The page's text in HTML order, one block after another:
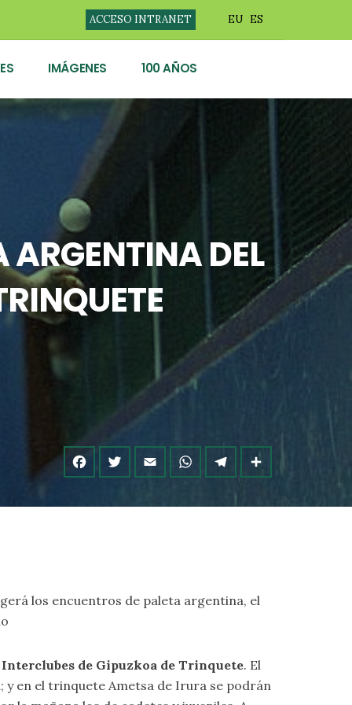
ACCESO INTRANET EU ES
IMÁGENES 100 AÑOS
DEL
los encuentros de paleta argentina, el
de Gipuzkoa de Trinquete. El
en el trinquete Ametsa de Irura se podrán